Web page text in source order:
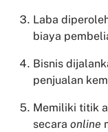
Laba
biaya
Bisnis
penjualan
Memiliki titik
secara online